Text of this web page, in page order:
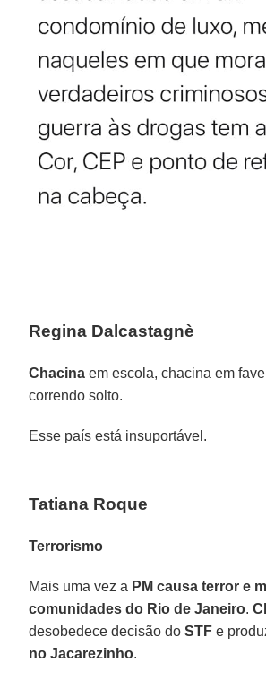
Regina Dalcastagnè
Chacina em escola, chacina em
correndo solto.
Esse país está insuportável.
Tatiana Roque
Terrorismo
Mais uma vez a PM causa terror e
comunidades do Rio de Janeiro.
desobedece decisão doSTF e
no Jacarezinho.